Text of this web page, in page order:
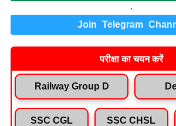
.
Join Telegram
परीक्षा का चयन करें
Railway Group D
SSC CGL SSC CHSL